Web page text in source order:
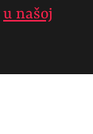
u našoj